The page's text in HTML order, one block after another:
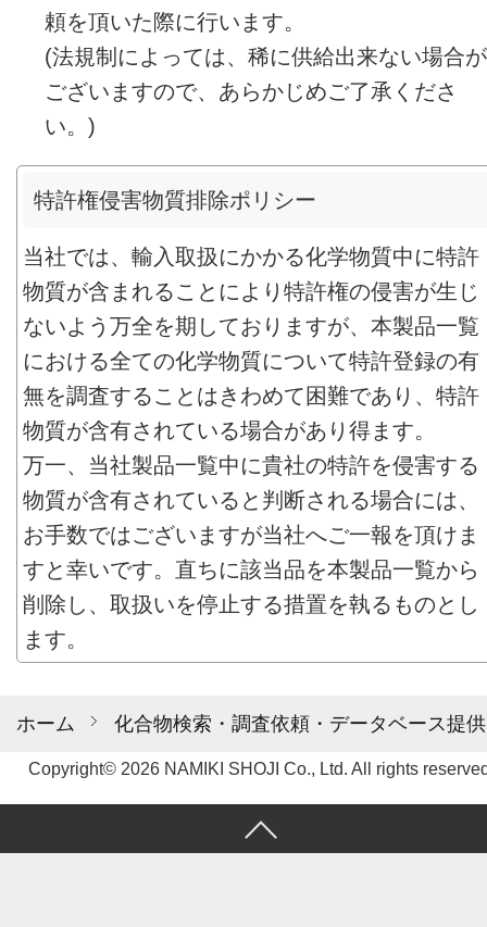
ホーム 化合物検索・調査依頼・データベース提供
頼を頂いた際に行います。
(法規制によっては、稀に供給出来ない場合が
ございますので、あらかじめご了承くださ
い。)
特許権侵害物質排除ポリシー
当社では、輸入取扱にかかる化学物質中に特許
物質が含まれることにより特許権の侵害が生じ
ないよう万全を期しておりますが、本製品一覧
における全ての化学物質について特許登録の有
無を調査することはきわめて困難であり、特許
物質が含有されている場合があり得ます。
万一、当社製品一覧中に貴社の特許を侵害する
物質が含有されていると判断される場合には、
お手数ではございますが当社へご一報を頂けま
すと幸いです。直ちに該当品を本製品一覧から
削除し、取扱いを停止する措置を執るものとし
ます。
Copyright© 2026 NAMIKI SHOJI Co., Ltd. All rights